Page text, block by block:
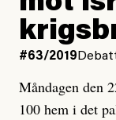
#63/2019
Måndagen den
100 hem i det